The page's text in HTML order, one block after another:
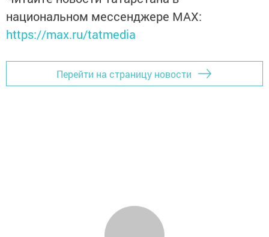
национальном мессенджере MАХ:
https://max.ru/tatmedia
Перейти на страницу новости